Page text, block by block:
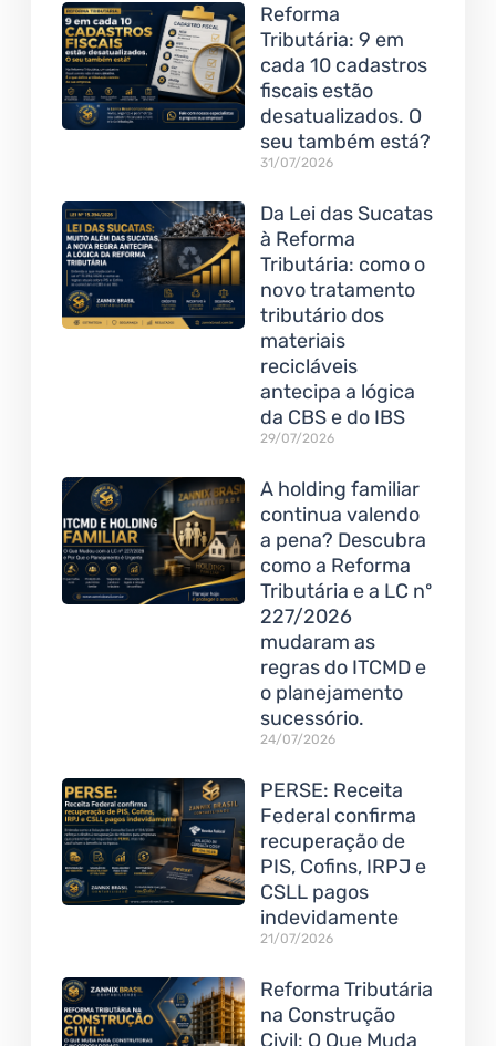
Reforma
Tributária: 9 em
cada 10 cadastros
fiscais estão
desatualizados. O
seu também está?
31/07/2026
Da Lei das Sucatas
à Reforma
Tributária: como o
novo tratamento
tributário dos
materiais
recicláveis
antecipa a lógica
da CBS e do IBS
29/07/2026
A holding familiar
continua valendo
a pena? Descubra
como a Reforma
Tributária e a LC nº
227/2026
mudaram as
regras do ITCMD e
o planejamento
sucessório.
24/07/2026
PERSE: Receita
Federal confirma
recuperação de
PIS, Cofins, IRPJ e
CSLL pagos
indevidamente
21/07/2026
Reforma Tributária
na Construção
Civil: O Que Muda